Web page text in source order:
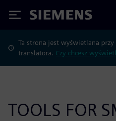
Siemens
Ta strona jest wyświetlana
translatora. Czy chcesz
TOOLS FOR